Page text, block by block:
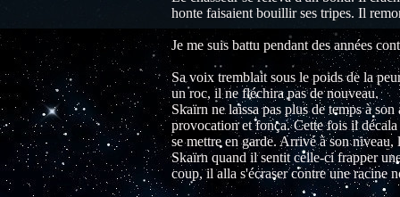
honte faisaient bouillir ses tripes. Il
Je me suis battu pendant des années
Sa voix tremblait sous le poids de la
un roc, il ne fléchira pas de nouveau.
Skaïrn ne laissa pas plus de temps à
provocation et fonça. Cette fois il
se mettre en garde. Arrivé à son
Skaïrn quand il sentit celle-ci frapper
coup, il alla s'écraser contre une racine